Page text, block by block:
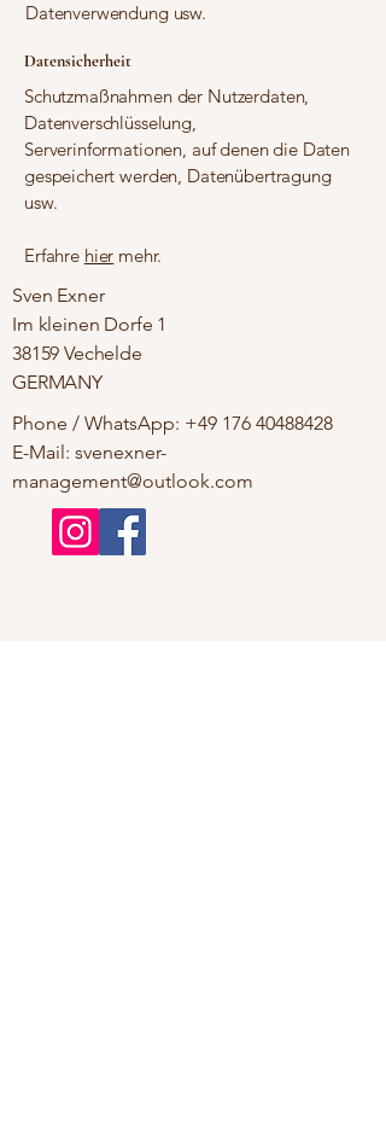
Datenverwendung usw.
Datensicherheit
Schutzmaßnahmen der Nutzerdaten,
Datenverschlüsselung,
Serverinformationen, auf denen die Daten
gespeichert werden, Datenübertragung
usw.
Erfahre hier mehr.
Sven Exner
Im kleinen Dorfe 1
38159 Vechelde
GERMANY
Phone / WhatsApp: +49 176 40488428
E-Mail: svenexner-
management@outlook.com